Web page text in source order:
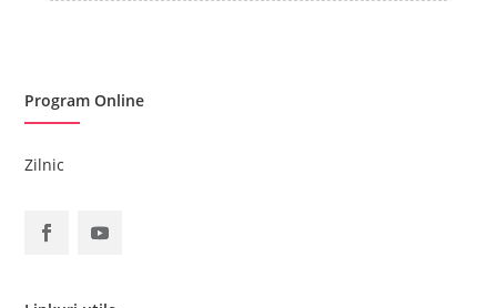
Program Online
Zilnic